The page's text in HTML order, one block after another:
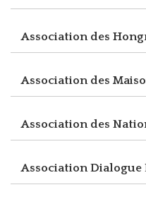
Association des
Association des
Association des
Association